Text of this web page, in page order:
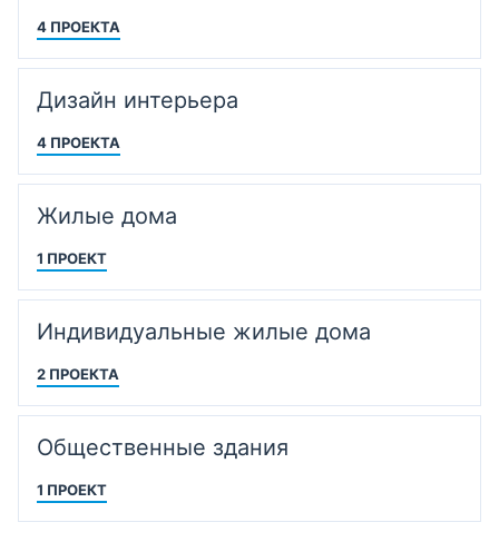
4 ПРОЕКТА
Дизайн интерьера
4 ПРОЕКТА
Жилые дома
1 ПРОЕКТ
Индивидуальные жилые дома
2 ПРОЕКТА
Общественные здания
1 ПРОЕКТ